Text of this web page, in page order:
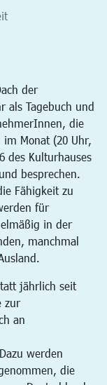
der
als Tagebuch und
die
Monat (20 Uhr,
des Kulturhauses
besprechen.
Fähigkeit zu
für
in der
manchmal
jährlich seit
zur
an
werden
die